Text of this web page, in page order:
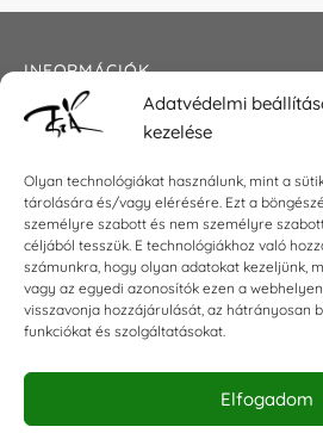
Adatvédelmi
kezelése
Olyan technológiákat használunk, mint a
tárolására és/vagy elérésére. Ezt a
személyre szabott és nem személyre
céljából tesszük. E technológiákhoz való
számunkra, hogy olyan adatokat kezeljünk,
vagy az egyedi azonosítók ezen a
visszavonja hozzájárulását, az hátrányosan
funkciókat és szolgáltatásokat.
Elfogadom
INFORMÁCIÓK
Általános szerződési feltételek
Impresszum
KAPCSOLAT
E-mail:shop@torokszilvi.com
Telefon: +36 30 6767872
KÖZÖSSÉGI